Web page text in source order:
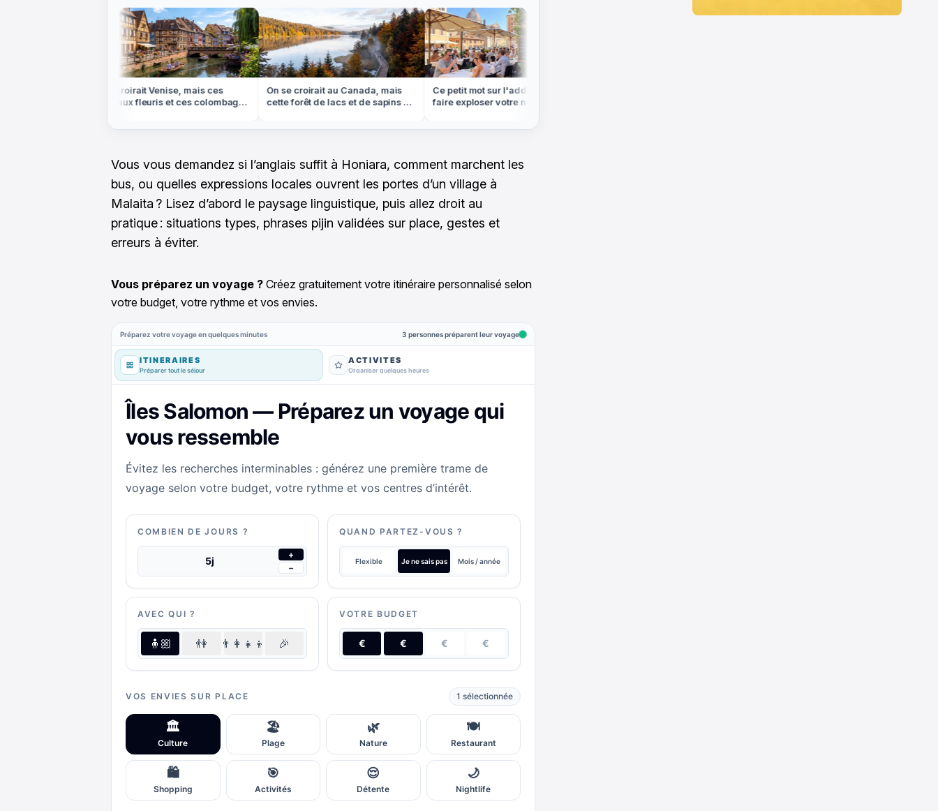
On croirait Venise, mais ces
canaux fleuris et ces colombages
On se croirait au Canada, mais
cette forêt de lacs et de sapins est
Ce petit mot sur l'addition peut
faire exploser votre note au
Vous vous demandez si l’anglais suffit à Honiara, comment marchent les
bus, ou quelles expressions locales ouvrent les portes d’un village à
Malaita ? Lisez d’abord le paysage linguistique, puis allez droit au
pratique : situations types, phrases pijin validées sur place, gestes et
erreurs à éviter.
Vous préparez un voyage ? Créez gratuitement votre itinéraire personnalisé selon
votre budget, votre rythme et vos envies.